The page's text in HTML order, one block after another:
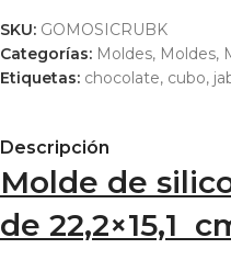
SKU: GOMOSICRUBK
Categorías: Moldes, Moldes,
Etiquetas: chocolate, cubo,
Descripción
Molde de
de 22,2×15,1